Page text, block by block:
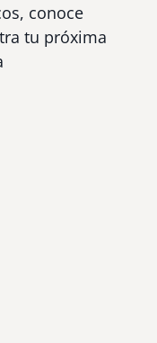
conoce
tu próxima